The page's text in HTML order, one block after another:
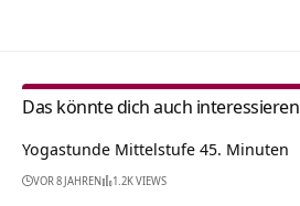
Das könnte dich auch interessieren
Yogastunde Mittelstufe 45. Minuten
VOR 8 JAHREN 1.2K VIEWS